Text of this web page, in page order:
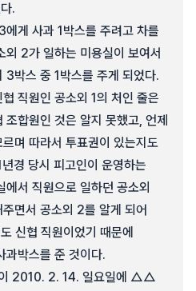
.
게 사과 1박스를 주려고 차를
외 2가 일하는 미용실이 보여서
3박스 중 1박스를 주게 되었다.
직원인 공소외 1의 처인 줄은
합원인 것은 알지 못했고, 언제
며 따라서 투표권이 있는지도
경 당시 피고인이 운영하는
서 직원으로 일하던 공소외
면서 공소외 2를 알게 되어
신협 직원이었기 때문에
과박스를 준 것이다.
이 2010. 2. 14. 일요일에 △△